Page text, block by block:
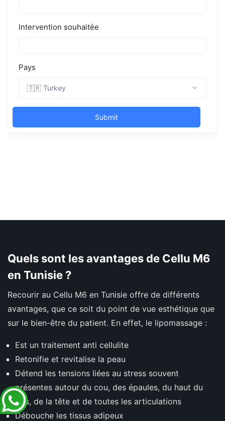
Quels sont les avantages de Cellu M6
en Tunisie ?
Recourir au Cellu M6 en Tunisie offre de différents
avantages, que ce soit du point de vue esthétique que
sur le bien-être du patient. En effet, le lipomassage :
Est un traitement anti cellulite
Retonifie et revitalise la peau
Détend les tensions liées au stress souvent
présentes autour du cou, des épaules, du haut du
dos, de la tête et de toutes les articulations
Débouche les tissus adipeux